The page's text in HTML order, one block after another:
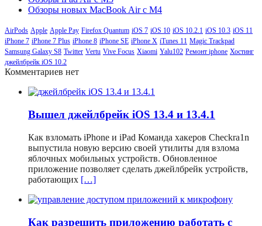
Обзоры новых MacBook Air с M4
AirPods Apple Apple Pay Firefox Quantum iOS 7 iOS 10 iOS 10.2.1 iOS 10.3 iOS 11
iPhone 7 iPhone 7 Plus iPhone 8 iPhone SE iPhone X iTunes 11 Magic Trackpad
Samsung Galaxy S8 Twitter Vertu Vive Focus Xiaomi Yalu102 Ремонт iphone Хостинг
джейлбрейк iOS 10.2
Комментариев нет
Вышел джейлбрейк iOS 13.4 и 13.4.1
Как взломать iPhone и iPad Команда хакеров Checkra1n
выпустила новую версию своей утилиты для взлома
яблочных мобильных устройств. Обновленное
приложение позволяет сделать джейлбрейк устройств,
работающих […]
Как разрешить приложению работать с